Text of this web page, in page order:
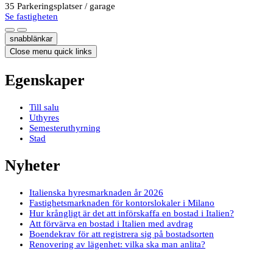
35 Parkeringsplatser / garage
Se fastigheten
snabblänkar
Close menu quick links
Egenskaper
Till salu
Uthyres
Semesteruthyrning
Stad
Nyheter
Italienska hyresmarknaden år 2026
Fastighetsmarknaden för kontorslokaler i Milano
Hur krångligt är det att införskaffa en bostad i Italien?
Att förvärva en bostad i Italien med avdrag
Boendekrav för att registrera sig på bostadsorten
Renovering av lägenhet: vilka ska man anlita?